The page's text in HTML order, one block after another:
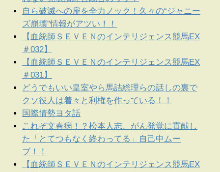
自ら破滅への扉を全力ノック！久々の“ジャニー
ズ崩壊”情報がアツい！！
【血統師ＳＥＶＥＮのインテリジェンス競馬EX
＃032】
【血統師ＳＥＶＥＮのインテリジェンス競馬EX
＃031】
どうでもいい皇室やら馬詰総理らの話しの裏で
クソ役人は着々と利権を作っている！！
国際情勢ヨタ話
これぞ文春病！？松本人志、がん発覚に貢献し
た「とてつもなく終わってる」自己中ムー
ブ！！
【血統師ＳＥＶＥＮのインテリジェンス競馬EX